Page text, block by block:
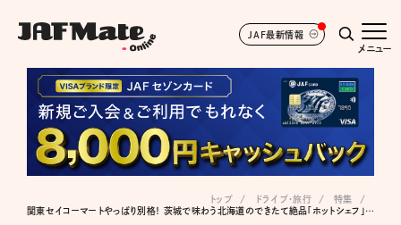
JAF最新情報
メニュー
トップ ドライブ･旅行
特集
関東セイコーマートやっぱり別格！ 茨城で味わう北海道のできたて絶品「ホットシェフ」＆総菜・スイーツがレベチすぎた…！